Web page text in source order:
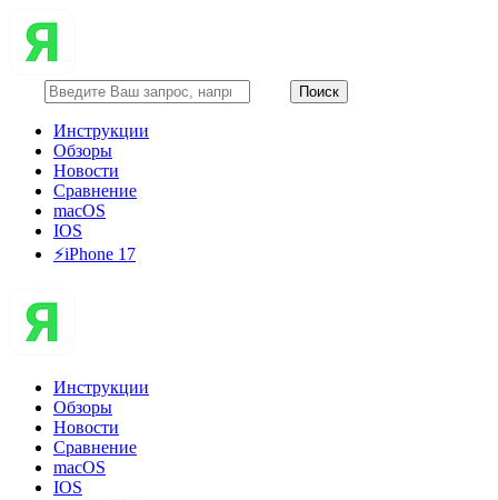
Инструкции
Обзоры
Новости
Сравнение
macOS
IOS
⚡️iPhone 17
Инструкции
Обзоры
Новости
Сравнение
macOS
IOS